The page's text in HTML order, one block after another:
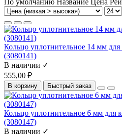
Кольцо уплотнительное 14 мм для
(3080141)
В наличии ✓
555,00 ₽
В корзину Быстрый заказ
Кольцо уплотнительное 6 мм для
(3080147)
В наличии ✓